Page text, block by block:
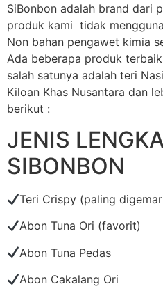
SiBonbon adalah brand dari
produk kami tidak
Non bahan pengawet kimia
Ada beberapa produk
salah satunya adalah teri
Kiloan Khas Nusantara dan
berikut :
JENIS
SIBONBON
Teri Crispy (paling
Abon Tuna Ori (favorit)
Abon Tuna Pedas
Abon Cakalang Ori